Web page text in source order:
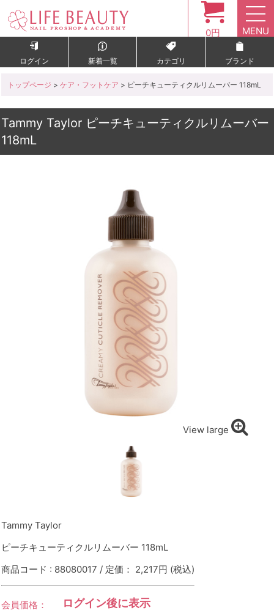
0円 MENU
ログイン 新着一覧 カテゴリ ブランド
トップページ > ケア・フットケア > ピーチキューティクルリムーバー 118mL
Tammy Taylor ピーチキューティクルリムーバー
118mL
View large
Tammy Taylor
ピーチキューティクルリムーバー 118mL
商品コード : 88080017 / 定価： 2,217円 (税込)
会員価格： ログイン後に表示